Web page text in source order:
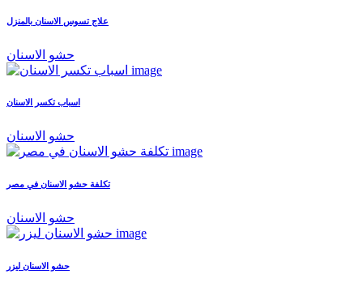
علاج تسوس الاسنان بالمنزل
حشو الاسنان
اسباب تكسر الاسنان
حشو الاسنان
تكلفة حشو الاسنان في مصر
حشو الاسنان
حشو الاسنان ليزر